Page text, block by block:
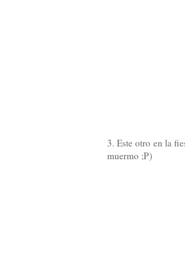
3. Este otro en la
muermo ;P)